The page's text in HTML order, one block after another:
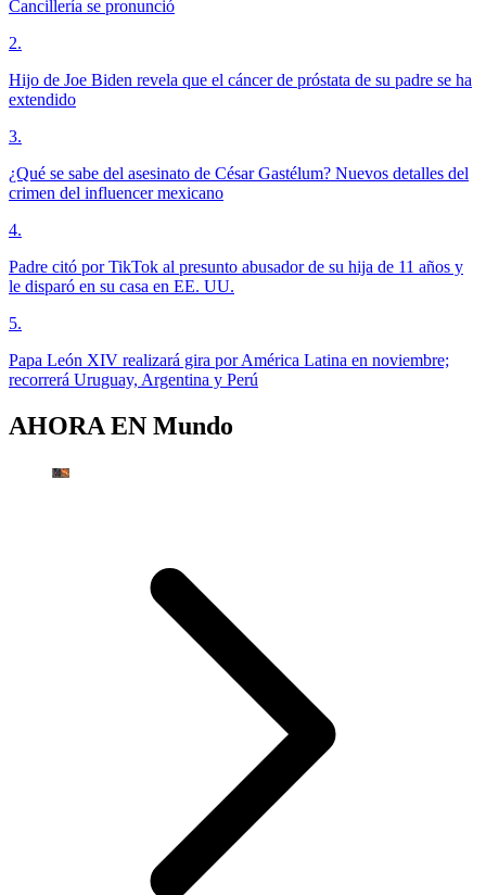
Cancillería se pronunció
2.
Hijo de Joe Biden revela que el cáncer de próstata de su padre se ha
extendido
3.
¿Qué se sabe del asesinato de César Gastélum? Nuevos detalles del
crimen del influencer mexicano
4.
Padre citó por TikTok al presunto abusador de su hija de 11 años y
le disparó en su casa en EE. UU.
5.
Papa León XIV realizará gira por América Latina en noviembre;
recorrerá Uruguay, Argentina y Perú
AHORA EN Mundo